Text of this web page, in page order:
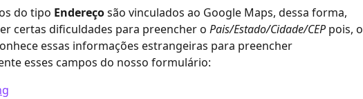
do tipo Endereço são vinculados ao Google Maps, dessa forma,
certas dificuldades para preencher o Pais/Estado/Cidade/CEP pois, o
essas informações estrangeiras para preencher
esses campos do nosso formulário: